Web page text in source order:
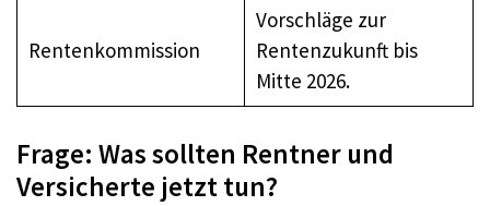
Rentenkommission
Vorschläge zur
Rentenzukunft bis
Mitte 2026.
Frage: Was sollten Rentner und
Versicherte jetzt tun?